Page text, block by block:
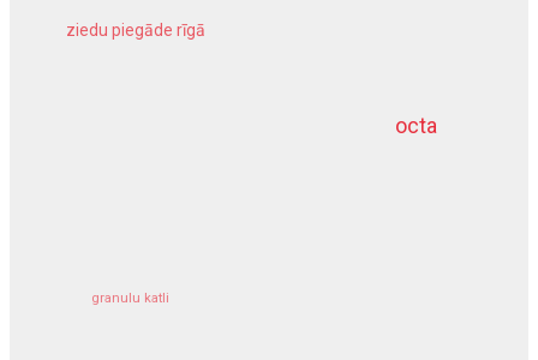
octa
ziedu piegāde rīgā
granulu katli
dziļurbums